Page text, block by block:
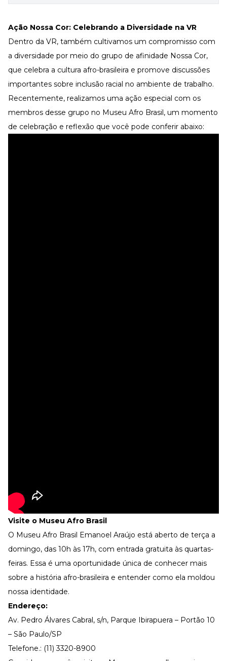
Ação Nossa Cor: Celebrando a Diversidade na VR
Dentro da VR, também cultivamos um compromisso com
a diversidade por meio do grupo de afinidade Nossa Cor,
que celebra a cultura afro-brasileira e promove discussões
importantes sobre inclusão racial no ambiente de trabalho.
Recentemente, realizamos uma ação especial com os
membros desse grupo no Museu Afro Brasil, um momento
de celebração e reflexão que você pode conferir abaixo:
Visite o Museu Afro Brasil
O Museu Afro Brasil
Emanoel Araújo está aberto de terça a
domingo, das 10h às 17h, com entrada gratuita às quartas-
feiras. Essa é uma oportunidade única de conhecer mais
sobre a história afro-brasileira e entender como ela moldou
nossa identidade.
Endereço:
Av. Pedro Álvares Cabral, s/n, Parque Ibirapuera – Portão 10
– São Paulo/SP
Telefone.: (11) 3320-8900